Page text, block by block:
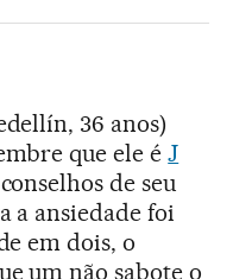
36 anos)
que ele éJ
de seu
a ansiedade foi
em dois, o
um não sabote o